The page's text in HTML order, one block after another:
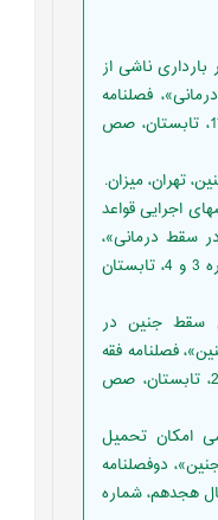
در بارداری ناشی از
فصلنامه
حقوق پزشکی، سال پنجم، شماره 17، تابستان، صص
(1389) «چالش‏های اجرایی قواعد
سقط درمانی»،
فصلنامه فقه پزشکی، سال دوم، شماره 3 و 4، تابستان
«بررسی سقط جنین در
فصلنامه فقه
پزشکی، سال هفتم، شماره 22 و 23، تابستان، صص
(1392) «بررسی امکان تحمیل
دوفصلنامه
هجدهم، شماره